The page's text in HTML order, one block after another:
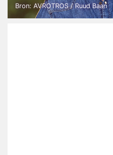
Bron: AVROTROS / Ruud Baan